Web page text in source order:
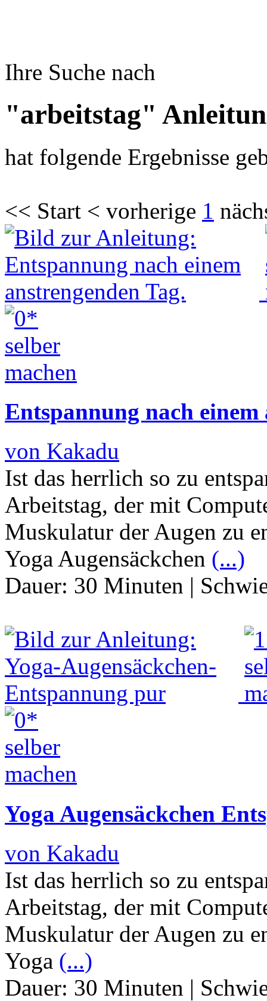
Ihre Suche nach
"arbeitstag"
hat folgende Ergebnisse
<< Start < vorherige 1
Entspannung nach einem
von Kakadu
Ist das herrlich so zu
Arbeitstag, der mit
Muskulatur der Augen zu
Yoga Augensäckchen (...)
Dauer: 30 Minuten |
Yoga Augensäckchen
von Kakadu
Ist das herrlich so zu
Arbeitstag, der mit
Muskulatur der Augen zu
Yoga (...)
Dauer: 30 Minuten |